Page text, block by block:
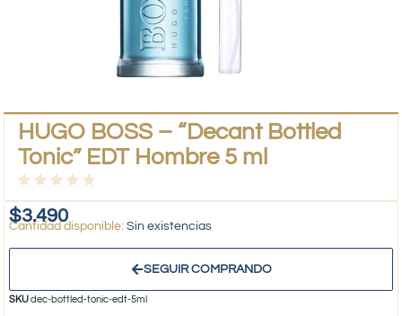
HUGO BOSS – “Decant Bottled
Tonic” EDT Hombre 5 ml
$3.490 Sin existencias
SEGUIR COMPRANDO
SKUdec-bottled-tonic-edt-5ml